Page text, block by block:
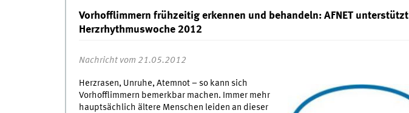
Vorhofflimmern frühzeitig erkennen und behandeln: AFNET unterstützt
Herzrhythmuswoche 2012
Nachricht vom 21.05.2012
Herzrasen, Unruhe, Atemnot – so kann sich
Vorhofflimmern bemerkbar machen. Immer mehr
hauptsächlich ältere Menschen leiden an dieser